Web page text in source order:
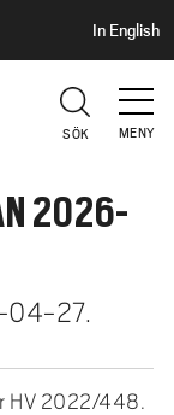
D
H
U
V
In English
MENY
SÖK
2026-
04-27.
HV 2022/448.